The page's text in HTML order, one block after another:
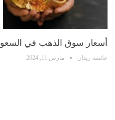
أسعار سوق الذهب في السعودية
عائشة زيدان مارس 11, 2024